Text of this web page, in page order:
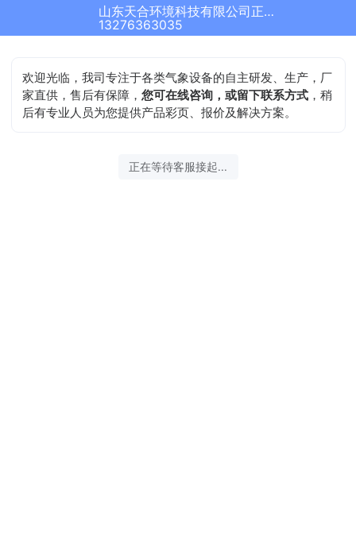
山东天合环境科技有限公司正在为您服务
13276363035
欢迎光临，我司专注于各类气象设备的自主研发、生产，厂
家直供，售后有保障，您可在线咨询，或留下联系方式 ，稍
后有专业人员为您提供产品彩页、报价及解决方案。
正在等待客服接起...